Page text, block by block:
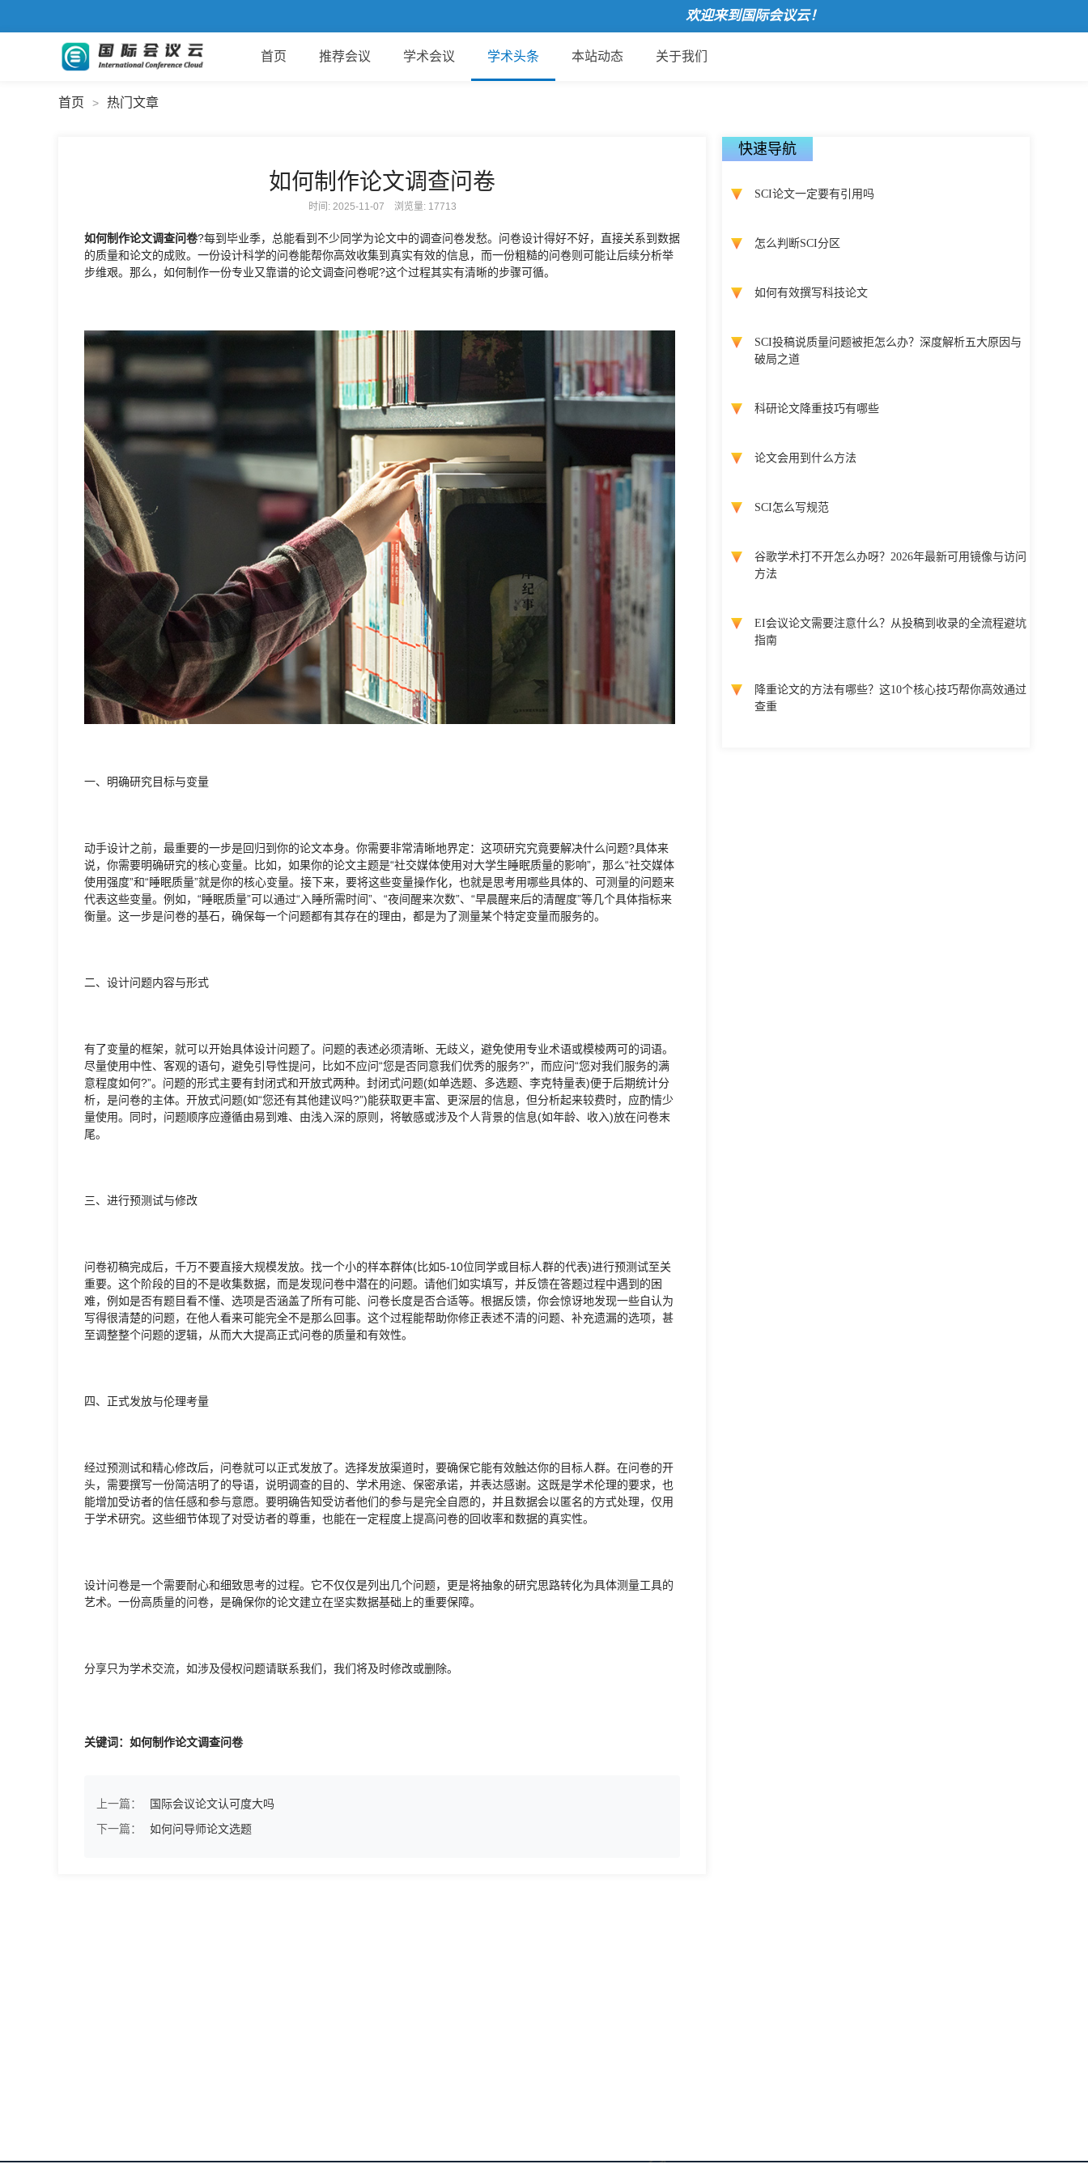
欢迎来到国际会议云！
首页 推荐会议 学术会议 学术头条 本站动态 关于我们
首页 > 热门文章
如何制作论文调查问卷
时间: 2025-11-07 浏览量: 17713
如何制作论文调查问卷?每到毕业季，总能看到不少同学为论文中的调查问卷发愁。问卷设计得好不好，直接关系到数据
的质量和论文的成败。一份设计科学的问卷能帮你高效收集到真实有效的信息，而一份粗糙的问卷则可能让后续分析举
步维艰。那么，如何制作一份专业又靠谱的论文调查问卷呢?这个过程其实有清晰的步骤可循。
一、明确研究目标与变量
动手设计之前，最重要的一步是回归到你的论文本身。你需要非常清晰地界定：这项研究究竟要解决什么问题?具体来
说，你需要明确研究的核心变量。比如，如果你的论文主题是“社交媒体使用对大学生睡眠质量的影响”，那么“社交媒体
使用强度”和“睡眠质量”就是你的核心变量。接下来，要将这些变量操作化，也就是思考用哪些具体的、可测量的问题来
代表这些变量。例如，“睡眠质量”可以通过“入睡所需时间”、“夜间醒来次数”、“早晨醒来后的清醒度”等几个具体指标来
衡量。这一步是问卷的基石，确保每一个问题都有其存在的理由，都是为了测量某个特定变量而服务的。
二、设计问题内容与形式
有了变量的框架，就可以开始具体设计问题了。问题的表述必须清晰、无歧义，避免使用专业术语或模棱两可的词语。
尽量使用中性、客观的语句，避免引导性提问，比如不应问“您是否同意我们优秀的服务?”，而应问“您对我们服务的满
意程度如何?”。问题的形式主要有封闭式和开放式两种。封闭式问题(如单选题、多选题、李克特量表)便于后期统计分
析，是问卷的主体。开放式问题(如“您还有其他建议吗?”)能获取更丰富、更深层的信息，但分析起来较费时，应酌情少
量使用。同时，问题顺序应遵循由易到难、由浅入深的原则，将敏感或涉及个人背景的信息(如年龄、收入)放在问卷末
尾。
三、进行预测试与修改
问卷初稿完成后，千万不要直接大规模发放。找一个小的样本群体(比如5-10位同学或目标人群的代表)进行预测试至关
重要。这个阶段的目的不是收集数据，而是发现问卷中潜在的问题。请他们如实填写，并反馈在答题过程中遇到的困
难，例如是否有题目看不懂、选项是否涵盖了所有可能、问卷长度是否合适等。根据反馈，你会惊讶地发现一些自认为
写得很清楚的问题，在他人看来可能完全不是那么回事。这个过程能帮助你修正表述不清的问题、补充遗漏的选项，甚
至调整整个问题的逻辑，从而大大提高正式问卷的质量和有效性。
四、正式发放与伦理考量
经过预测试和精心修改后，问卷就可以正式发放了。选择发放渠道时，要确保它能有效触达你的目标人群。在问卷的开
头，需要撰写一份简洁明了的导语，说明调查的目的、学术用途、保密承诺，并表达感谢。这既是学术伦理的要求，也
能增加受访者的信任感和参与意愿。要明确告知受访者他们的参与是完全自愿的，并且数据会以匿名的方式处理，仅用
于学术研究。这些细节体现了对受访者的尊重，也能在一定程度上提高问卷的回收率和数据的真实性。
设计问卷是一个需要耐心和细致思考的过程。它不仅仅是列出几个问题，更是将抽象的研究思路转化为具体测量工具的
艺术。一份高质量的问卷，是确保你的论文建立在坚实数据基础上的重要保障。
分享只为学术交流，如涉及侵权问题请联系我们，我们将及时修改或删除。
关键词：如何制作论文调查问卷
上一篇：
国际会议论文认可度大吗
下一篇：
如何问导师论文选题
快速导航
SCI论文一定要有引用吗
怎么判断SCI分区
如何有效撰写科技论文
SCI投稿说质量问题被拒怎么办？深度解析五大原因与
破局之道
科研论文降重技巧有哪些
论文会用到什么方法
SCI怎么写规范
谷歌学术打不开怎么办呀？2026年最新可用镜像与访问
方法
EI会议论文需要注意什么？从投稿到收录的全流程避坑
指南
降重论文的方法有哪些？这10个核心技巧帮你高效通过
查重